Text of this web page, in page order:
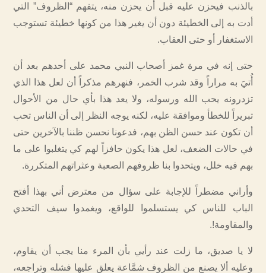
بالذنب فيحزن عليه قبل أن يحزن منه، يتفهم “الظروف” التي
أدت به إلى الخطيئة دون أن يغير هذا من كونها خطيئة تستوجب
الاستغفار أو حتى العقاب.
حتى إنه في مرة غمز أصحاب النبي محمد على أحدهم بعد أن
أُتيَ به مراراً وقد شرب الخمر، فنهرهم مذكراً أن لعل هذا الذي
تزدرونه يحب الله ورسوله، ولا يعد هذا بأي حال من الأحوال
تبريراً للخطأ وموافقة عليه، لكنه يوجه النظر إلى أن الناس تحب
أن تكون عند حسن الظن بهم، فدعونا نحسن ظننا بالآخرين حتى
في حالات الضعف، لعل هذا يكون حافزاً لهم كي يتغلبوا على ما
بهم فيه خلل، ويتحدوا بنا ظروفهم الصعبة وعثراتهم المتكررة.
وأراني مضطراً للإجابة على سؤال من معترض أني بهذا أفتح
الباب للناس كي يستسلموا للواقع، ويغمدوا سيف التحدي
والمقاومة!.
لا يا صديق، ما زلت عند رأيي بأن المرء منا يجب أن يقاوم،
وعليه ألا يصنع من الظروف شمَّاعة يعلق عليها فشله وتراجعه،